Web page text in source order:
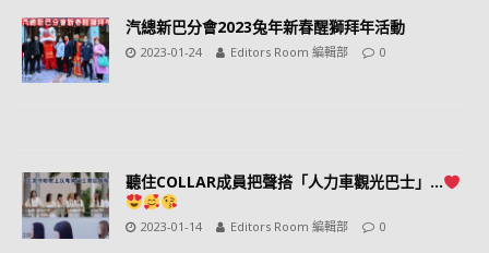
汽總新巴分會2023兔年新春醒獅拜年活動
2023-01-24 Editors Room 編輯部 0
聽住COLLAR成員把聲搭「人力車觀光巴士」…
2023-01-14 Editors Room 編輯部 0